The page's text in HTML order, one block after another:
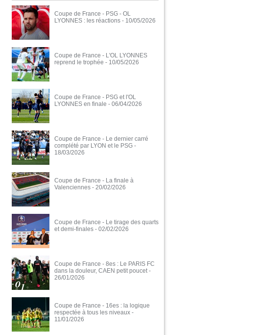
Coupe de France - PSG - OL
LYONNES : les réactions - 10/05/2026
Coupe de France - L'OL LYONNES
reprend le trophée - 10/05/2026
Coupe de France - PSG et l'OL
LYONNES en finale - 06/04/2026
Coupe de France - Le dernier carré
complété par LYON et le PSG -
18/03/2026
Coupe de France - La finale à
Valenciennes - 20/02/2026
Coupe de France - Le tirage des quarts
et demi-finales - 02/02/2026
Coupe de France - 8es : Le PARIS FC
dans la douleur, CAEN petit poucet -
26/01/2026
Coupe de France - 16es : la logique
respectée à tous les niveaux -
11/01/2026